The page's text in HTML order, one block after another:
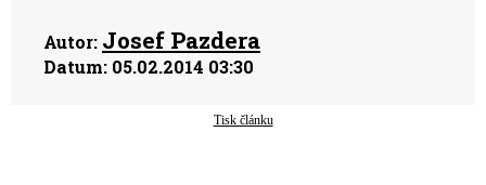
Autor: Josef Pazdera
Datum: 05.02.2014 03:30
Tisk článku